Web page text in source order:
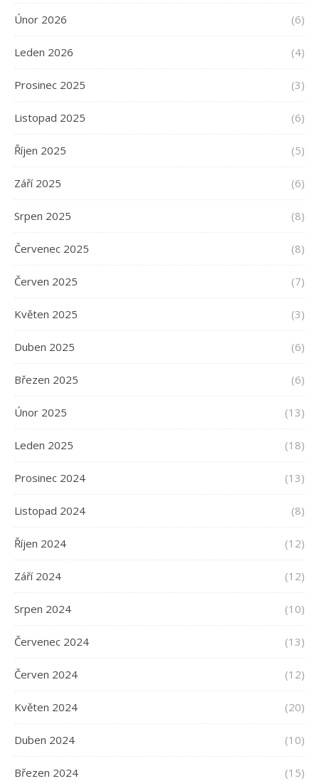
Únor 2026 (6)
Leden 2026 (4)
Prosinec 2025 (3)
Listopad 2025 (6)
Říjen 2025 (5)
Září 2025 (6)
Srpen 2025 (8)
Červenec 2025 (8)
Červen 2025 (7)
Květen 2025 (3)
Duben 2025 (6)
Březen 2025 (6)
Únor 2025 (13)
Leden 2025 (18)
Prosinec 2024 (13)
Listopad 2024 (8)
Říjen 2024 (12)
Září 2024 (12)
Srpen 2024 (10)
Červenec 2024 (13)
Červen 2024 (12)
Květen 2024 (20)
Duben 2024 (10)
Březen 2024 (15)